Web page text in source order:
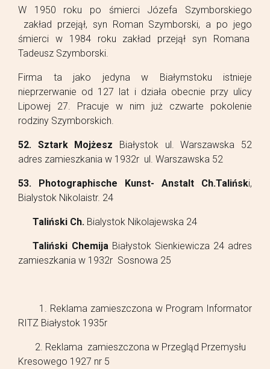
W 1950 roku po śmierci Józefa Szymborskiego
zakład przejął, syn Roman Szymborski, a po jego
śmierci w 1984 roku zakład przejął syn Romana
Tadeusz Szymborski.
Firma ta jako jedyna w Białymstoku istnieje
nieprzerwanie od 127 lat i działa obecnie przy ulicy
Lipowej 27. Pracuje w nim już czwarte pokolenie
rodziny Szymborskich.
52. Sztark Mojżesz Białystok ul. Warszawska 52
adres zamieszkania w 1932r ul. Warszawska 52
53. Photographische Kunst- Anstalt Ch.Taliński,
Bialystok Nikolaistr. 24
Taliński Ch. Bialystok Nikolajewska 24
Taliński ChemijaBiałystok Sienkiewicza 24 adres
zamieszkania w 1932r Sosnowa 25
1. Reklama zamieszczona w Program Informator
RITZ Białystok 1935r
2. Reklama zamieszczona w Przegląd Przemysłu
Kresowego 1927 nr 5